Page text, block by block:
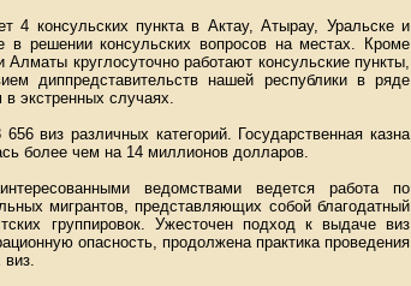
4 консульских пункта в Актау, Атырау, Уральске и
в решении консульских вопросов на местах. Кроме
круглосуточно работают консульские пункты,
диппредставительств нашей республики в ряде
в экстренных случаях.
виз различных категорий. Государственная казна
более чем на 14 миллионов долларов.
ведомствами ведется работа по
мигрантов, представляющих собой благодатный
группировок. Ужесточен подход к выдаче виз
опасность, продолжена практика проведения
виз.